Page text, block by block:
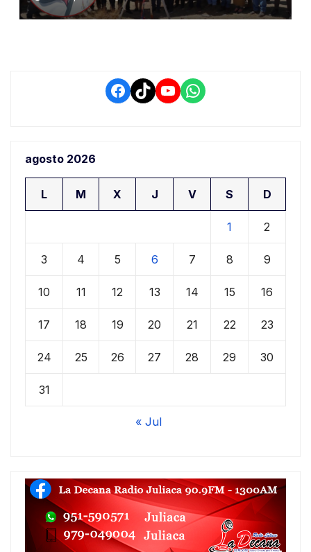
demora que pone en riesgo a
conductores
Facebook
TikTokYouTube
WhatsApp
agosto 2026
L M X J V S D
1 2
3 4 5 6 7 8 9
10 11 12 13 14 15 16
17 18 19 20 21 22 23
24 25 26 27 28 29 30
31
« Jul